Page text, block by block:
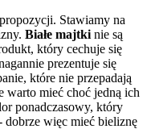
Stawiamy na
Białe majtki nie są
który cechuje się
prezentuje się
które nie przepadają
warto mieć choć jedną ich
ponadczasowy, który
dobrze więc mieć bieliznę